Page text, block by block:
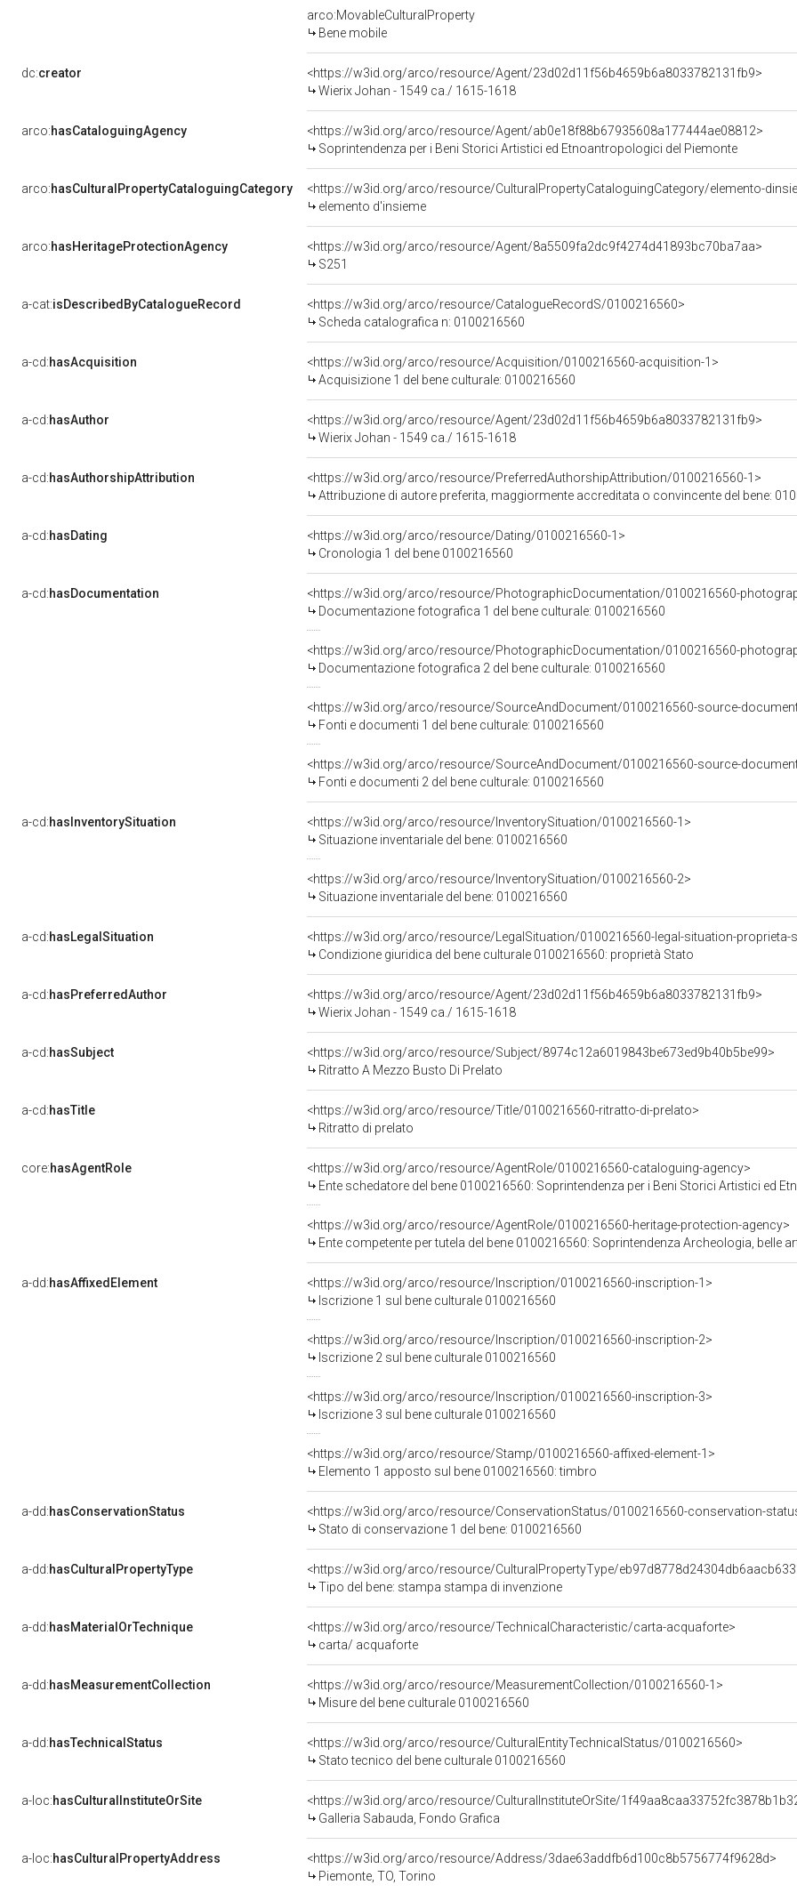
arco:MovableCulturalProperty
Bene mobile
dc:creator
<https://w3id.org/arco/resource/Agent/23d02d11f56b4659b6a8033782131fb9>
Wierix Johan - 1549 ca./ 1615-1618
arco:hasCataloguingAgency
<https://w3id.org/arco/resource/Agent/ab0e18f88b67935608a177444ae08812>
Soprintendenza per i Beni Storici Artistici ed Etnoantropologici del Piemonte
arco:hasCulturalPropertyCataloguingCategory
<https://w3id.org/arco/resource/CulturalPropertyCataloguingCategory/elemento-
elemento d'insieme
arco:hasHeritageProtectionAgency
<https://w3id.org/arco/resource/Agent/8a5509fa2dc9f4274d41893bc70ba7aa>
S251
a-cat:isDescribedByCatalogueRecord
<https://w3id.org/arco/resource/CatalogueRecordS/0100216560>
Scheda catalografica n: 0100216560
a-cd:hasAcquisition
<https://w3id.org/arco/resource/Acquisition/0100216560-acquisition-1>
Acquisizione 1 del bene culturale: 0100216560
a-cd:hasAuthor
<https://w3id.org/arco/resource/Agent/23d02d11f56b4659b6a8033782131fb9>
Wierix Johan - 1549 ca./ 1615-1618
a-cd:hasAuthorshipAttribution
<https://w3id.org/arco/resource/PreferredAuthorshipAttribution/0100216560-1>
Attribuzione di autore preferita, maggiormente accreditata o convincente del bene:
a-cd:hasDating
<https://w3id.org/arco/resource/Dating/0100216560-1>
Cronologia 1 del bene 0100216560
a-cd:hasDocumentation
<https://w3id.org/arco/resource/PhotographicDocumentation/0100216560-
Documentazione fotografica 1 del bene culturale: 0100216560
<https://w3id.org/arco/resource/PhotographicDocumentation/0100216560-
Documentazione fotografica 2 del bene culturale: 0100216560
<https://w3id.org/arco/resource/SourceAndDocument/0100216560-source-
Fonti e documenti 1 del bene culturale: 0100216560
<https://w3id.org/arco/resource/SourceAndDocument/0100216560-source-
Fonti e documenti 2 del bene culturale: 0100216560
a-cd:hasInventorySituation
<https://w3id.org/arco/resource/InventorySituation/0100216560-1>
Situazione inventariale del bene: 0100216560
<https://w3id.org/arco/resource/InventorySituation/0100216560-2>
Situazione inventariale del bene: 0100216560
a-cd:hasLegalSituation
<https://w3id.org/arco/resource/LegalSituation/0100216560-legal-situation-proprieta-
Condizione giuridica del bene culturale 0100216560: proprietà Stato
a-cd:hasPreferredAuthor
<https://w3id.org/arco/resource/Agent/23d02d11f56b4659b6a8033782131fb9>
Wierix Johan - 1549 ca./ 1615-1618
a-cd:hasSubject
<https://w3id.org/arco/resource/Subject/8974c12a6019843be673ed9b40b5be99>
Ritratto A Mezzo Busto Di Prelato
a-cd:hasTitle
<https://w3id.org/arco/resource/Title/0100216560-ritratto-di-prelato>
Ritratto di prelato
core:hasAgentRole
<https://w3id.org/arco/resource/AgentRole/0100216560-cataloguing-agency>
Ente schedatore del bene 0100216560: Soprintendenza per i Beni Storici Artistici ed
<https://w3id.org/arco/resource/AgentRole/0100216560-heritage-protection-agency>
Ente competente per tutela del bene 0100216560: Soprintendenza Archeologia, belle
a-dd:hasAffixedElement
<https://w3id.org/arco/resource/Inscription/0100216560-inscription-1>
Iscrizione 1 sul bene culturale 0100216560
<https://w3id.org/arco/resource/Inscription/0100216560-inscription-2>
Iscrizione 2 sul bene culturale 0100216560
<https://w3id.org/arco/resource/Inscription/0100216560-inscription-3>
Iscrizione 3 sul bene culturale 0100216560
<https://w3id.org/arco/resource/Stamp/0100216560-affixed-element-1>
Elemento 1 apposto sul bene 0100216560: timbro
a-dd:hasConservationStatus
<https://w3id.org/arco/resource/ConservationStatus/0100216560-conservation-
Stato di conservazione 1 del bene: 0100216560
a-dd:hasCulturalPropertyType
<https://w3id.org/arco/resource/CulturalPropertyType/
Tipo del bene: stampa stampa di invenzione
a-dd:hasMaterialOrTechnique
<https://w3id.org/arco/resource/TechnicalCharacteristic/carta-acquaforte>
carta/ acquaforte
a-dd:hasMeasurementCollection
<https://w3id.org/arco/resource/MeasurementCollection/0100216560-1>
Misure del bene culturale 0100216560
a-dd:hasTechnicalStatus
<https://w3id.org/arco/resource/CulturalEntityTechnicalStatus/0100216560>
Stato tecnico del bene culturale 0100216560
a-loc:hasCulturalInstituteOrSite
<https://w3id.org/arco/resource/CulturalInstituteOrSite/
Galleria Sabauda, Fondo Grafica
a-loc:hasCulturalPropertyAddress
<https://w3id.org/arco/resource/Address/3dae63addfb6d100c8b5756774f9628d>
Piemonte, TO, Torino